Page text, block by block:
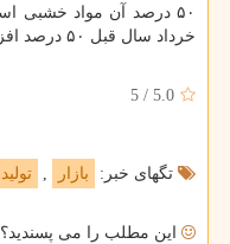
۵۰ درصد آن مواد خشبی
خرداد سال قبل ۵۰ درصد افزایش یافته است.
5.0
/
5
تگهای خبر: بازار , تولید
این مطلب را می پسندید؟